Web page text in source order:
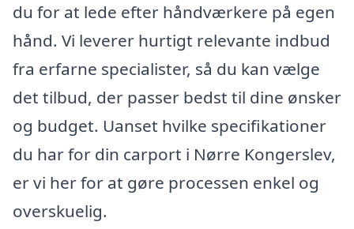
du for at lede efter håndværkere på egen
hånd. Vi leverer hurtigt relevante indbud
fra erfarne specialister, så du kan vælge
det tilbud, der passer bedst til dine ønsker
og budget. Uanset hvilke specifikationer
du har for din carport i Nørre Kongerslev,
er vi her for at gøre processen enkel og
overskuelig.